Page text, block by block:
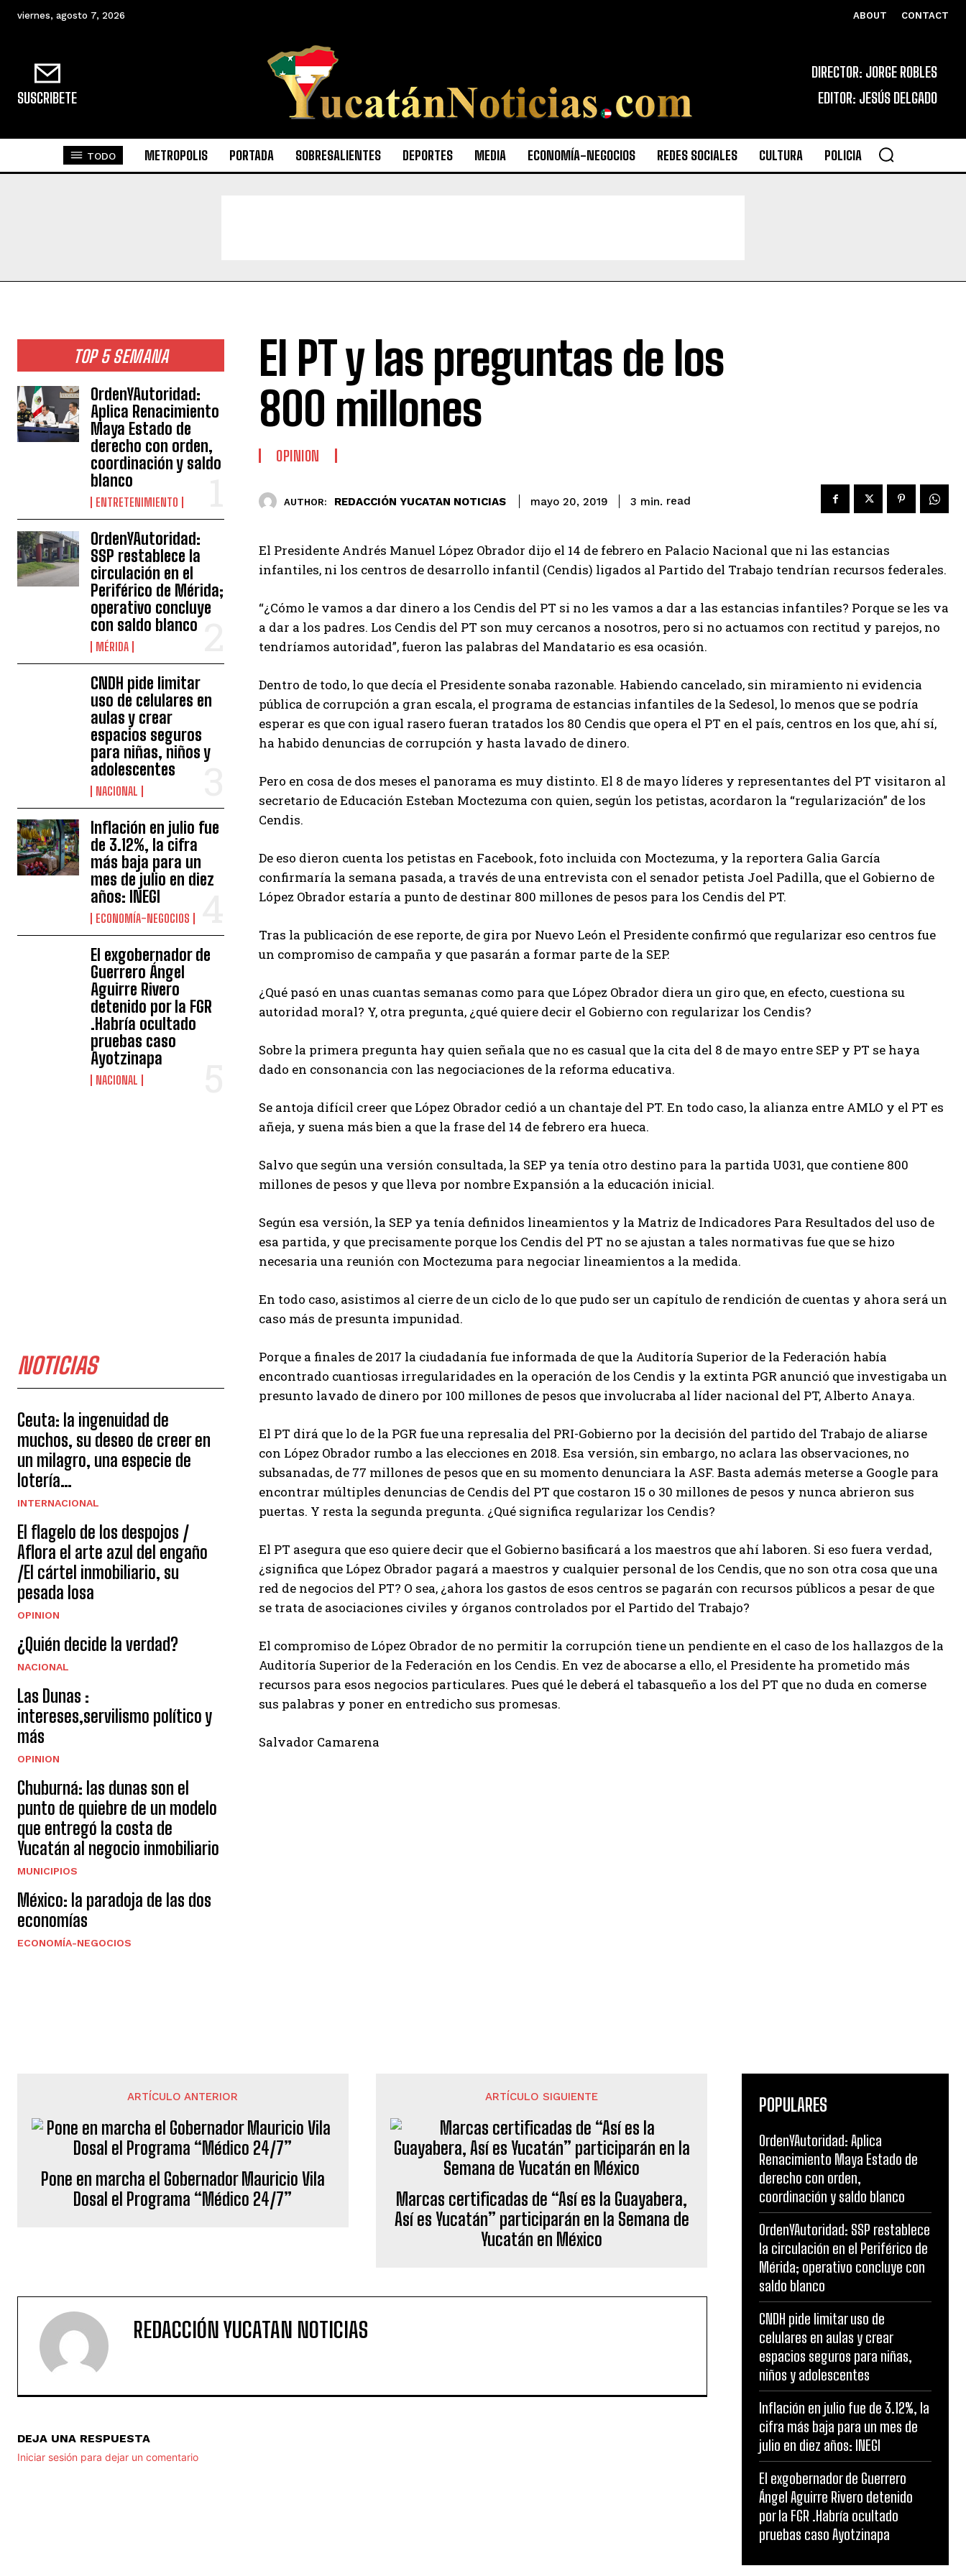
viernes, agosto 7, 2026 ABOUT CONTACT
SUSCRIBETE
DIRECTOR: JORGE ROBLES
EDITOR: JESÚS DELGADO
TODO METROPOLIS PORTADA SOBRESALIENTES DEPORTES MEDIA ECONOMÍA-NEGOCIOS REDES SOCIALES CULTURA POLICIA
TOP 5 SEMANA
OrdenYAutoridad:
Aplica Renacimiento
Maya Estado de
derecho con orden,
coordinación y saldo
blanco
ENTRETENIMIENTO
OrdenYAutoridad:
SSP restablece la
circulación en el
Periférico de Mérida;
operativo concluye
con saldo blanco
MÉRIDA
CNDH pide limitar
uso de celulares en
aulas y crear
espacios seguros
para niñas, niños y
adolescentes
NACIONAL
Inflación en julio fue
de 3.12%, la cifra
más baja para un
mes de julio en diez
años: INEGI
ECONOMÍA-NEGOCIOS
El exgobernador de
Guerrero Ángel
Aguirre Rivero
detenido por la FGR
.Habría ocultado
pruebas caso
Ayotzinapa
NACIONAL
NOTICIAS
Ceuta: la ingenuidad de
muchos, su deseo de creer en
un milagro, una especie de
lotería…
INTERNACIONAL
El flagelo de los despojos /
Aflora el arte azul del engaño
/El cártel inmobiliario, su
pesada losa
OPINION
¿Quién decide la verdad?
NACIONAL
Las Dunas :
intereses,servilismo político y
más
OPINION
Chuburná: las dunas son el
punto de quiebre de un modelo
que entregó la costa de
Yucatán al negocio inmobiliario
MUNICIPIOS
México: la paradoja de las dos
economías
ECONOMÍA-NEGOCIOS
El PT y las preguntas de los
800 millones
OPINION
AUTHOR: REDACCIÓN YUCATAN NOTICIAS mayo 20, 2019 3 min. read
El Presidente Andrés Manuel López Obrador dijo el 14 de febrero en Palacio Nacional que ni las estancias
infantiles, ni los centros de desarrollo infantil (Cendis) ligados al Partido del Trabajo tendrían recursos federales.
“¿Cómo le vamos a dar dinero a los Cendis del PT si no les vamos a dar a las estancias infantiles? Porque se les va
a dar a los padres. Los Cendis del PT son muy cercanos a nosotros, pero si no actuamos con rectitud y parejos, no
tendríamos autoridad”, fueron las palabras del Mandatario es esa ocasión.
Dentro de todo, lo que decía el Presidente sonaba razonable. Habiendo cancelado, sin miramiento ni evidencia
pública de corrupción a gran escala, el programa de estancias infantiles de la Sedesol, lo menos que se podría
esperar es que con igual rasero fueran tratados los 80 Cendis que opera el PT en el país, centros en los que, ahí sí,
ha habido denuncias de corrupción y hasta lavado de dinero.
Pero en cosa de dos meses el panorama es muy distinto. El 8 de mayo líderes y representantes del PT visitaron al
secretario de Educación Esteban Moctezuma con quien, según los petistas, acordaron la “regularización” de los
Cendis.
De eso dieron cuenta los petistas en Facebook, foto incluida con Moctezuma, y la reportera Galia García
confirmaría la semana pasada, a través de una entrevista con el senador petista Joel Padilla, que el Gobierno de
López Obrador estaría a punto de destinar 800 millones de pesos para los Cendis del PT.
Tras la publicación de ese reporte, de gira por Nuevo León el Presidente confirmó que regularizar eso centros fue
un compromiso de campaña y que pasarán a formar parte de la SEP.
¿Qué pasó en unas cuantas semanas como para que López Obrador diera un giro que, en efecto, cuestiona su
autoridad moral? Y, otra pregunta, ¿qué quiere decir el Gobierno con regularizar los Cendis?
Sobre la primera pregunta hay quien señala que no es casual que la cita del 8 de mayo entre SEP y PT se haya
dado en consonancia con las negociaciones de la reforma educativa.
Se antoja difícil creer que López Obrador cedió a un chantaje del PT. En todo caso, la alianza entre AMLO y el PT es
añeja, y suena más bien a que la frase del 14 de febrero era hueca.
Salvo que según una versión consultada, la SEP ya tenía otro destino para la partida U031, que contiene 800
millones de pesos y que lleva por nombre Expansión a la educación inicial.
Según esa versión, la SEP ya tenía definidos lineamientos y la Matriz de Indicadores Para Resultados del uso de
esa partida, y que precisamente porque los Cendis del PT no se ajustan a tales normativas fue que se hizo
necesaria una reunión con Moctezuma para negociar lineamientos a la medida.
En todo caso, asistimos al cierre de un ciclo de lo que pudo ser un capítulo de rendición de cuentas y ahora será un
caso más de presunta impunidad.
Porque a finales de 2017 la ciudadanía fue informada de que la Auditoría Superior de la Federación había
encontrado cuantiosas irregularidades en la operación de los Cendis y la extinta PGR anunció que investigaba un
presunto lavado de dinero por 100 millones de pesos que involucraba al líder nacional del PT, Alberto Anaya.
El PT dirá que lo de la PGR fue una represalia del PRI-Gobierno por la decisión del partido del Trabajo de aliarse
con López Obrador rumbo a las elecciones en 2018. Esa versión, sin embargo, no aclara las observaciones, no
subsanadas, de 77 millones de pesos que en su momento denunciara la ASF. Basta además meterse a Google para
encontrar múltiples denuncias de Cendis del PT que costaron 15 o 30 millones de pesos y nunca abrieron sus
puertas. Y resta la segunda pregunta. ¿Qué significa regularizar los Cendis?
El PT asegura que eso quiere decir que el Gobierno basificará a los maestros que ahí laboren. Si eso fuera verdad,
¿significa que López Obrador pagará a maestros y cualquier personal de los Cendis, que no son otra cosa que una
red de negocios del PT? O sea, ¿ahora los gastos de esos centros se pagarán con recursos públicos a pesar de que
se trata de asociaciones civiles y órganos controlados por el Partido del Trabajo?
El compromiso de López Obrador de no permitir la corrupción tiene un pendiente en el caso de los hallazgos de la
Auditoría Superior de la Federación en los Cendis. En vez de abocarse a ello, el Presidente ha prometido más
recursos para esos negocios particulares. Pues qué le deberá el tabasqueño a los del PT que no duda en comerse
sus palabras y poner en entredicho sus promesas.
Salvador Camarena
ARTÍCULO ANTERIOR
Pone en marcha el Gobernador Mauricio Vila
Dosal el Programa “Médico 24/7”
ARTÍCULO SIGUIENTE
Marcas certificadas de “Así es la Guayabera,
Así es Yucatán” participarán en la Semana de
Yucatán en México
REDACCIÓN YUCATAN NOTICIAS
DEJA UNA RESPUESTA
Iniciar sesión para dejar un comentario
POPULARES
OrdenYAutoridad: Aplica
Renacimiento Maya Estado de
derecho con orden,
coordinación y saldo blanco
OrdenYAutoridad: SSP restablece
la circulación en el Periférico de
Mérida; operativo concluye con
saldo blanco
CNDH pide limitar uso de
celulares en aulas y crear
espacios seguros para niñas,
niños y adolescentes
Inflación en julio fue de 3.12%, la
cifra más baja para un mes de
julio en diez años: INEGI
El exgobernador de Guerrero
Ángel Aguirre Rivero detenido
por la FGR .Habría ocultado
pruebas caso Ayotzinapa